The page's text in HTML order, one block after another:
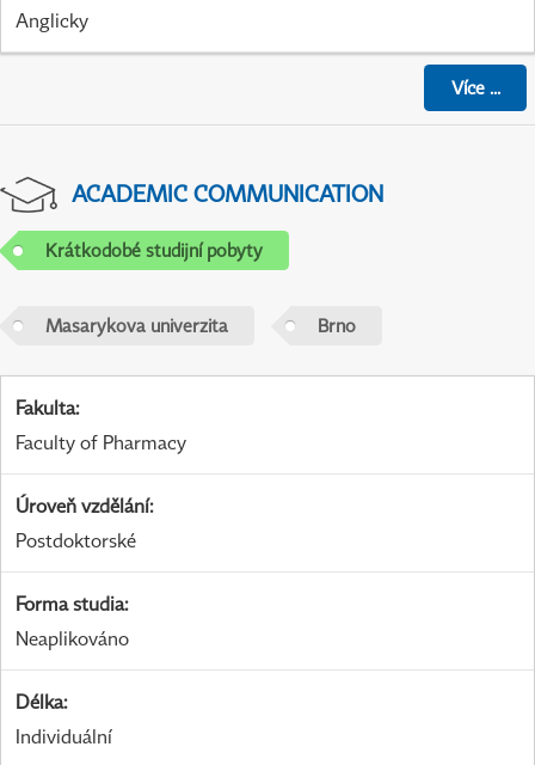
Anglicky
Více...
ACADEMIC COMMUNICATION
Krátkodobé studijní pobyty
Masarykova univerzita Brno
Fakulta:
Faculty of Pharmacy
Úroveň vzdělání:
Postdoktorské
Forma studia:
Neaplikováno
Délka:
Individuální